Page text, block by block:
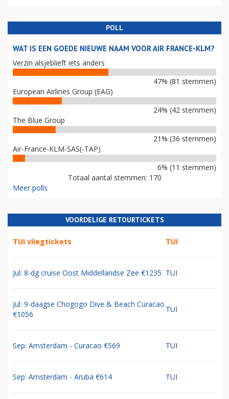
POLL
WAT IS EEN GOEDE NIEUWE NAAM VOOR AIR FRANCE-KLM?
Verzin alsjeblieft iets anders
47% (81 stemmen)
European Airlines Group (EAG)
24% (42 stemmen)
The Blue Group
21% (36 stemmen)
Air-France-KLM-SAS(-TAP)
6% (11 stemmen)
Totaal aantal stemmen: 170
Meer polls
VOORDELIGE RETOURTICKETS
TUI vliegtickets TUI
Jul: 8-dg cruise Oost Middellandse Zee €1235 TUI
Jul: 9-daagse Chogogo Dive & Beach Curacao
€1056
TUI
Sep: Amsterdam - Curacao €569 TUI
Sep: Amsterdam - Aruba €614 TUI